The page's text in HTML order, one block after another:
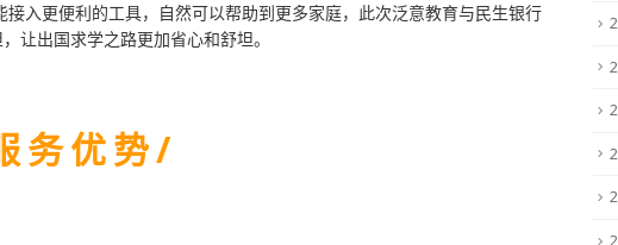
入更便利的工具，自然可以帮助到更多家庭，此次泛意教育与民生银行
让出国求学之路更加省心和舒坦。
务 优 势 /